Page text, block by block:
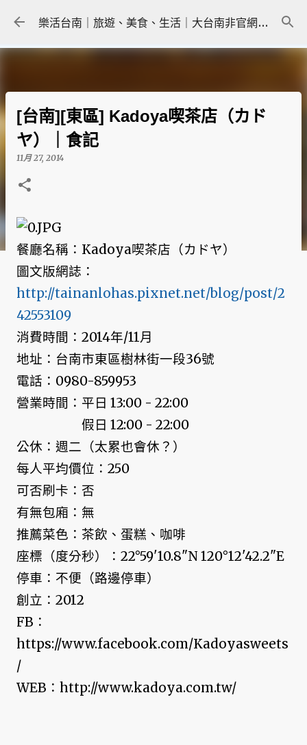
跳到主要內容 樂活台南｜旅遊、美食、生活｜大台南非官網｜tainanlohas.cc
[台南][東區] Kadoya喫茶店（カド
ヤ）｜食記
11月 27, 2014
餐廳名稱：Kadoya喫茶店（カドヤ）
圖文版網誌：
http://tainanlohas.pixnet.net/blog/post/2
42553109
消費時間：2014年/11月
地址：台南市東區樹林街一段36號
電話：0980-859953
營業時間：平日 13:00 - 22:00
假日 12:00 - 22:00
公休：週二（太累也會休？）
每人平均價位：250
可否刷卡：否
有無包廂：無
推薦菜色：茶飲、蛋糕、咖啡
座標（度分秒）：22°59'10.8"N 120°12'42.2"E
停車：不便（路邊停車）
創立：2012
FB：
https://www.facebook.com/Kadoyasweets
/
WEB：http://www.kadoya.com.tw/